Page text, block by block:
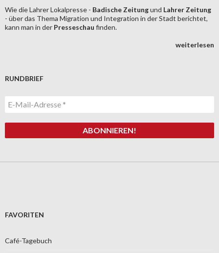
Wie die Lahrer Lokalpresse - Badische Zeitungund Lahrer Zeitung
- über das Thema Migration und Integration in der Stadt berichtet,
kann man in der Presseschau finden.
weiterlesen
RUNDBRIEF
FAVORITEN
Café-Tagebuch